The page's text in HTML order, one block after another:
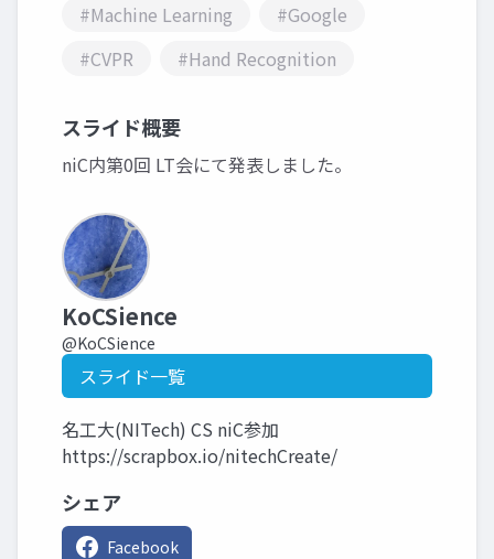
#Machine Learning
#Google
#CVPR
#Hand Recognition
スライド概要
niC内第0回 LT会にて発表しました。
KoCSience
@KoCSience
スライド一覧
名工大(NITech) CS niC参加
https://scrapbox.io/nitechCreate/
シェア
Facebook